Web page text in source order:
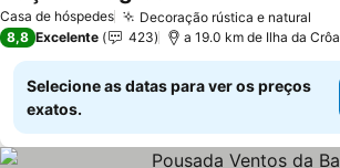
Casa de hóspedes Decoração rústica e natural
8,8 Excelente 423 a 19.0 km de Ilha da Crôa
Selecione as datas para ver os preços
exatos.